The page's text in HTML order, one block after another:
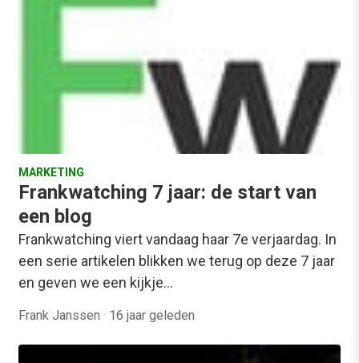
MARKETING
Frankwatching 7 jaar: de start van
een blog
Frankwatching viert vandaag haar 7e verjaardag. In
een serie artikelen blikken we terug op deze 7 jaar
en geven we een kijkje…
Frank Janssen · 16 jaar geleden